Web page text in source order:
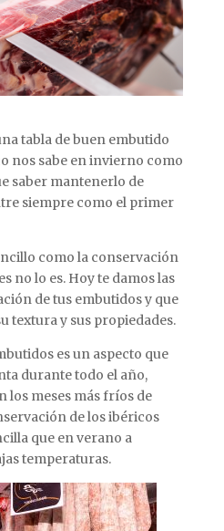
tabla de buen embutido
nos sabe en invierno como
saber mantenerlo de
siempre como el primer
como la conservación
no lo es. Hoy te damos las
de tus embutidos y que
textura y sus propiedades.
es un aspecto que
durante todo el año,
los meses más fríos de
de los ibéricos
que en verano a
temperaturas.